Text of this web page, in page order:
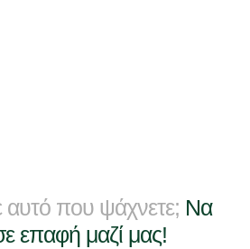
που ψάχνετε; Να
επαφή μαζί μας!